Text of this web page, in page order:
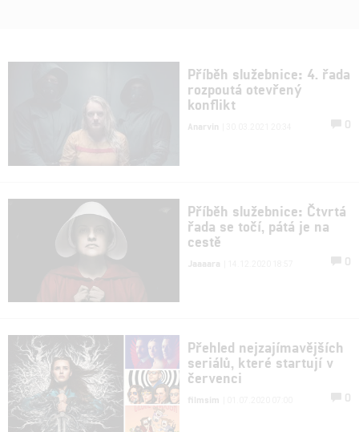
Příběh služebnice: 4. řada
rozpoutá otevřený
konflikt
Anarvin 0
Příběh služebnice: Čtvrtá
řada se točí, pátá je na
cestě
Jaaaara 0
Přehled nejzajímavějších
seriálů, které startují v
červenci
filmsim 0